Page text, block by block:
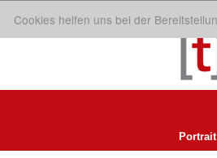
Cookies helfen uns bei der
Portrait